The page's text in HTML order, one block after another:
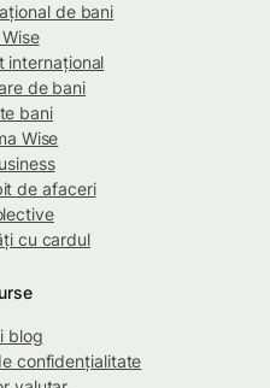
de bani
internațional
de bani
bani
Wise
de afaceri
cu cardul
blog
confidențialitate